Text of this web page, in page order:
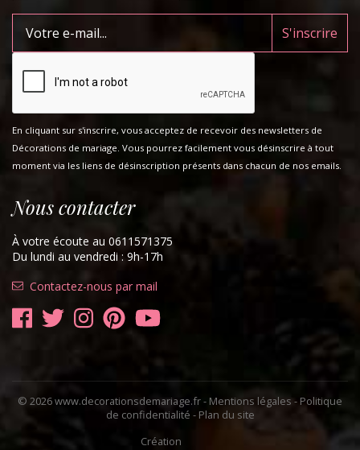
En cliquant sur s'inscrire, vous acceptez de recevoir des newsletters de
Décorations de mariage. Vous pourrez facilement vous désinscrire à tout
moment via les liens de désinscription présents dans chacun de nos emails.
Nous contacter
À votre écoute au 0611571375
Du lundi au vendredi : 9h-17h
Contactez-nous par mail
© 2026 www.decorationsdemariage.fr - Mentions légales-Politique
de confidentialité - Plan du site
Création